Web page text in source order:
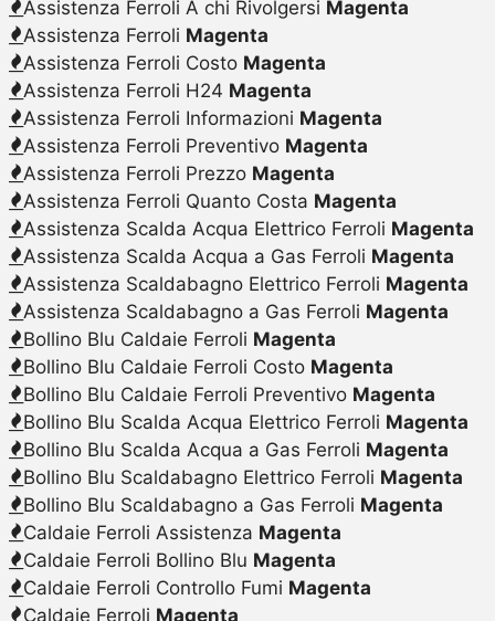
Assistenza Ferroli A chi Rivolgersi Magenta
Assistenza Ferroli Magenta
Assistenza Ferroli Costo Magenta
Assistenza Ferroli H24 Magenta
Assistenza Ferroli Informazioni Magenta
Assistenza Ferroli Preventivo Magenta
Assistenza Ferroli Prezzo Magenta
Assistenza Ferroli Quanto Costa Magenta
Assistenza Scalda Acqua Elettrico Ferroli Magenta
Assistenza Scalda Acqua a Gas Ferroli Magenta
Assistenza Scaldabagno Elettrico Ferroli Magenta
Assistenza Scaldabagno a Gas Ferroli Magenta
Bollino Blu Caldaie Ferroli Magenta
Bollino Blu Caldaie Ferroli Costo Magenta
Bollino Blu Caldaie Ferroli Preventivo Magenta
Bollino Blu Scalda Acqua Elettrico Ferroli Magenta
Bollino Blu Scalda Acqua a Gas Ferroli Magenta
Bollino Blu Scaldabagno Elettrico Ferroli Magenta
Bollino Blu Scaldabagno a Gas Ferroli Magenta
Caldaie Ferroli Assistenza Magenta
Caldaie Ferroli Bollino Blu Magenta
Caldaie Ferroli Controllo Fumi Magenta
Caldaie Ferroli Magenta